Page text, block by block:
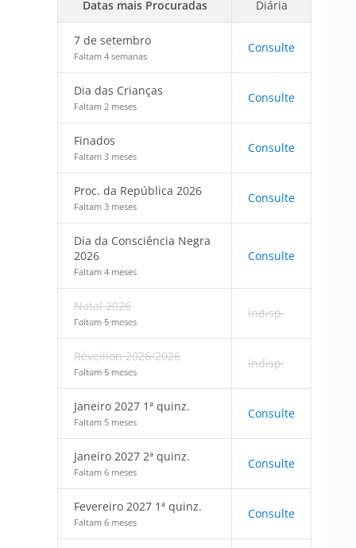
Datas mais Procuradas Diária
7 de setembro
Faltam 4 semanas
Consulte
Dia das Crianças
Faltam 2 meses
Consulte
Finados
Faltam 3 meses
Consulte
Proc. da República 2026
Faltam 3 meses
Consulte
Dia da Consciência Negra
2026
Faltam 4 meses
Consulte
Natal 2026
Faltam 5 meses
Indisp.
Réveillon 2026/2026
Faltam 5 meses
Indisp.
Janeiro 2027 1ª quinz.
Faltam 5 meses
Consulte
Janeiro 2027 2ª quinz.
Faltam 6 meses
Consulte
Fevereiro 2027 1ª quinz.
Faltam 6 meses
Consulte